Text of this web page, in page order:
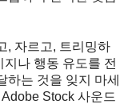
, 자르고, 트리밍하
나 행동 유도를 전
하는 것을 잊지 마세
Stock 사운드